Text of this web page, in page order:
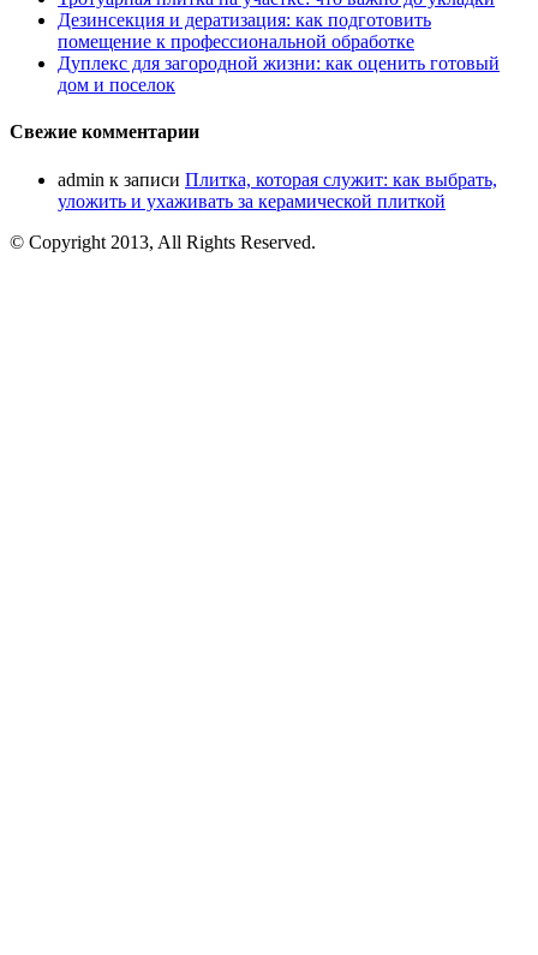
Дезинсекция и дератизация: как подготовить
помещение к профессиональной обработке
Дуплекс для загородной жизни: как оценить готовый
дом и поселок
Свежие комментарии
admin к записи Плитка, которая служит: как выбрать,
уложить и ухаживать за керамической плиткой
© Copyright 2013, All Rights Reserved.